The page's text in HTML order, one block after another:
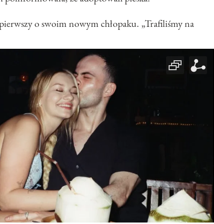
o swoim nowym chłopaku. „Trafiliśmy na